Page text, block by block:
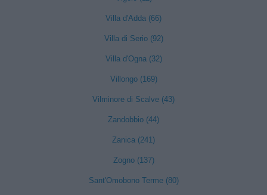
Villa d'Adda (66)
Villa di Serio (92)
Villa d'Ogna (32)
Villongo (169)
Vilminore di Scalve (43)
Zandobbio (44)
Zanica (241)
Zogno (137)
Sant'Omobono Terme (80)